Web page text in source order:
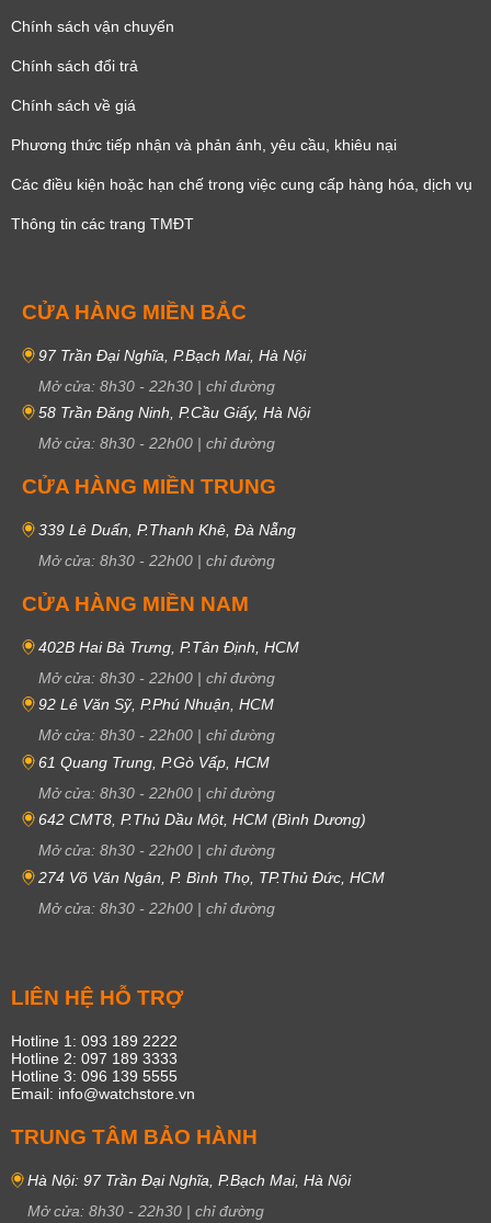
Chính sách vận chuyển
Chính sách đổi trả
Chính sách về giá
Phương thức tiếp nhận và phản ánh, yêu cầu, khiêu nại
Các điều kiện hoặc hạn chế trong việc cung cấp hàng hóa, dịch vụ
Thông tin các trang TMĐT
CỬA HÀNG MIỀN BẮC
97 Trần Đại Nghĩa, P.Bạch Mai, Hà Nội
Mở cửa: 8h30 - 22h30 | chỉ đường
58 Trần Đăng Ninh, P.Cầu Giấy, Hà Nội
Mở cửa: 8h30 - 22h00 | chỉ đường
CỬA HÀNG MIỀN TRUNG
339 Lê Duẩn, P.Thanh Khê, Đà Nẵng
Mở cửa: 8h30 - 22h00 | chỉ đường
CỬA HÀNG MIỀN NAM
402B Hai Bà Trưng, P.Tân Định, HCM
Mở cửa: 8h30 - 22h00 | chỉ đường
92 Lê Văn Sỹ, P.Phú Nhuận, HCM
Mở cửa: 8h30 - 22h00 | chỉ đường
61 Quang Trung, P.Gò Vấp, HCM
Mở cửa: 8h30 - 22h00 | chỉ đường
642 CMT8, P.Thủ Dầu Một, HCM (Bình Dương)
Mở cửa: 8h30 - 22h00 | chỉ đường
274 Võ Văn Ngân, P. Bình Thọ, TP.Thủ Đức, HCM
Mở cửa: 8h30 - 22h00 | chỉ đường
LIÊN HỆ HỖ TRỢ
Hotline 1: 093 189 2222
Hotline 2: 097 189 3333
Hotline 3: 096 139 5555
Email: info@watchstore.vn
TRUNG TÂM BẢO HÀNH
Hà Nội: 97 Trần Đại Nghĩa, P.Bạch Mai, Hà Nội
Mở cửa: 8h30 - 22h30 | chỉ đường